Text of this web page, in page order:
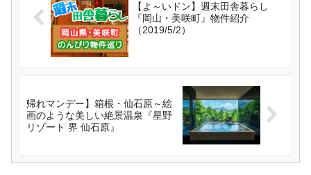
【よ～いドン】週末田舎暮らし
『岡山・美咲町』物件紹介
（2019/5/2）
帰れマンデー】箱根・仙石原～絵
画のような美しい絶景温泉『星野
リゾート 界 仙石原』